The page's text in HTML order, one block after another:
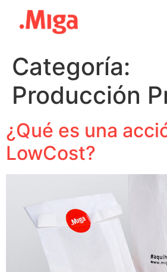
Categoría:
Producción
¿Qué es una
LowCost?